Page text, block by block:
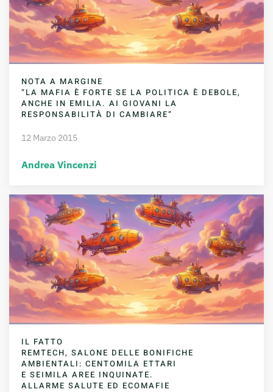
NOTA A MARGINE
“LA MAFIA È FORTE SE LA POLITICA È DEBOLE,
ANCHE IN EMILIA. AI GIOVANI LA
RESPONSABILITÀ DI CAMBIARE”
12 Marzo 2015
Andrea Vincenzi
IL FATTO
REMTECH, SALONE DELLE BONIFICHE
AMBIENTALI: CENTOMILA ETTARI
E SEIMILA AREE INQUINATE.
ALLARME SALUTE ED ECOMAFIE